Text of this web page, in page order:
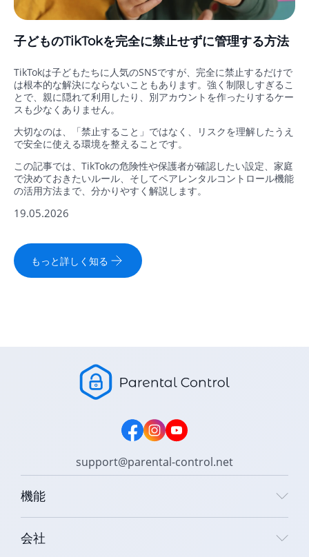
子どものTikTokを完全に禁止せずに管理する方法
TikTokは子どもたちに人気のSNSですが、完全に禁止するだけで
は根本的な解決にならないこともあります。強く制限しすぎるこ
とで、親に隠れて利用したり、別アカウントを作ったりするケー
スも少なくありません。
大切なのは、「禁止すること」ではなく、リスクを理解したうえ
で安全に使える環境を整えることです。
この記事では、TikTokの危険性や保護者が確認したい設定、家庭
で決めておきたいルール、そしてペアレンタルコントロール機能
の活用方法まで、分かりやすく解説します。
19.05.2026
もっと詳しく知る
support@parental-control.net
機能
会社